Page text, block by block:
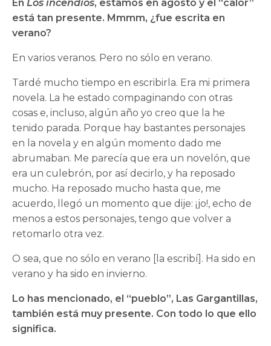
En Los incendios, estamos en agosto y el “calor”
está tan presente. Mmmm, ¿fue escrita en
verano?
En varios veranos. Pero no sólo en verano.
Tardé mucho tiempo en escribirla. Era mi primera
novela. La he estado compaginando con otras
cosas e, incluso, algún año yo creo que la he
tenido parada. Porque hay bastantes personajes
en la novela y en algún momento dado me
abrumaban. Me parecía que era un novelón, que
era un culebrón, por así decirlo, y ha reposado
mucho. Ha reposado mucho hasta que, me
acuerdo, llegó un momento que dije: ¡jo!, echo de
menos a estos personajes, tengo que volver a
retomarlo otra vez.
O sea, que no sólo en verano [la escribí]. Ha sido en
verano y ha sido en invierno.
Lo has mencionado, el “pueblo”, Las Gargantillas,
también está muy presente. Con todo lo que ello
significa.